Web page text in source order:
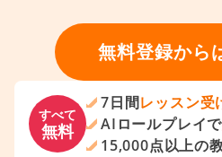
無料登録から
すべて
無料
7日間レッスン受
AIロールプレイで
15,000点以上の